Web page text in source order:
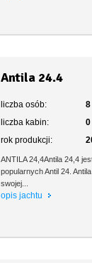
Antila 24.4
liczba osób:
8
liczba kabin:
0
rok produkcji:
ANTILA 24,4Antila 24,4
popularnych Antil 24.
swojej...
opis jachtu